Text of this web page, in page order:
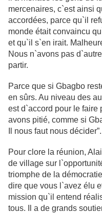
mercenaires, c`est ainsi
accordées, parce qu`il
monde était convaincu
et qu`il s`en irait.
Nous n`avons pas
partir.
Parce que si Gbagbo
en sûrs. Au niveau des
est d`accord pour le faire
avons pitié, comme si
Il nous faut nous décider”.
Pour clore la réunion,
de village sur
triomphe de la
dire que vous l`avez élu
mission qu`il entend
tous. Il a de grands